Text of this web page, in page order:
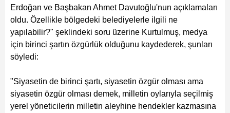
Erdoğan ve Başbakan Ahmet Davutoğlu'nun açıklamaları
oldu. Özellikle bölgedeki belediyelerle ilgili ne
yapılabilir?" şeklindeki soru üzerine Kurtulmuş, medya
için birinci şartın özgürlük olduğunu kaydederek, şunları
söyledi:
"Siyasetin de birinci şartı, siyasetin özgür olması ama
siyasetin özgür olması demek, milletin oylarıyla seçilmiş
yerel yöneticilerin milletin aleyhine hendekler kazmasına